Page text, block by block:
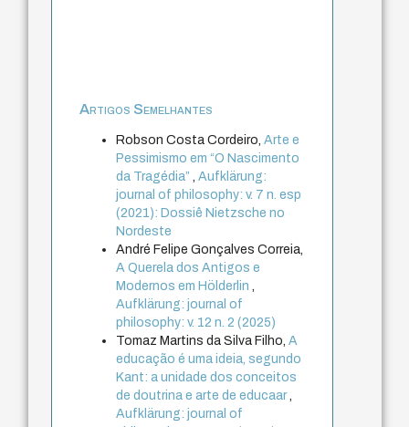
Artigos Semelhantes
Robson Costa Cordeiro,Arte e
Pessimismo em “O Nascimento
da Tragédia”
,Aufklärung:
journal of philosophy: v. 7 n. esp
(2021): Dossiê Nietzsche no
Nordeste
André Felipe Gonçalves Correia,
A Querela dos Antigos e
Modernos em Hölderlin
Aufklärung: journal of
philosophy: v. 12 n. 2 (2025)
Tomaz Martins da Silva Filho,A
educação é uma ideia, segundo
Kant: a unidade dos conceitos
de doutrina e arte de educaar
Aufklärung: journal of